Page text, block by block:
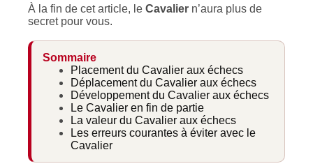
À la fin de cet article, le Cavalier n’aura plus de
secret pour vous.
Sommaire
Placement du Cavalier aux échecs
Déplacement du Cavalier aux échecs
Développement du Cavalier aux échecs
Le Cavalier en fin de partie
La valeur du Cavalier aux échecs
Les erreurs courantes à éviter avec le
Cavalier